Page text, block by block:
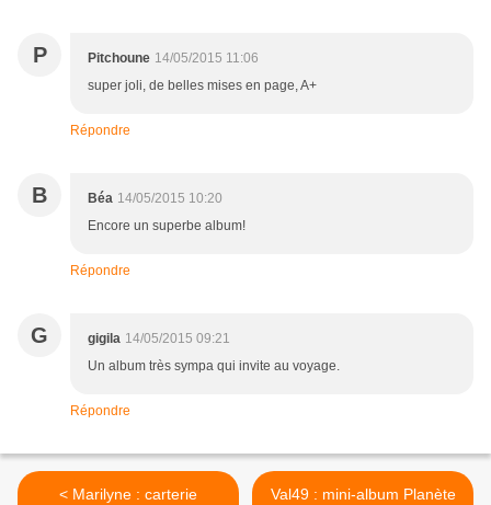
P Pitchoune 14/05/2015 11:06
super joli, de belles mises en page, A+
Répondre
B Béa 14/05/2015 10:20
Encore un superbe album!
Répondre
G gigila 14/05/2015 09:21
Un album très sympa qui invite au voyage.
Répondre
< Marilyne : carterie
Val49 : mini-album Planète